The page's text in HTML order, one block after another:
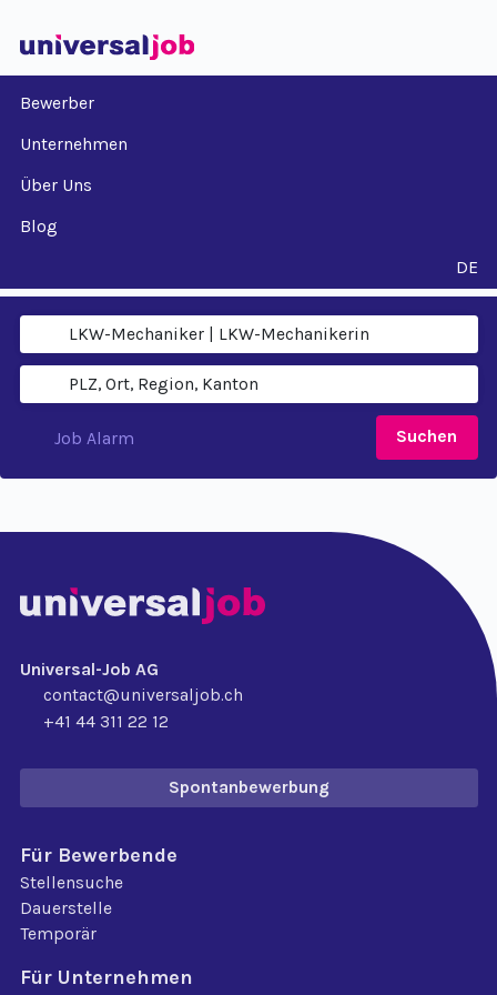
Bewerber
Unternehmen
Über Uns
Blog
DE
Suchen
Job Alarm
Universal-Job AG
contact@universaljob.ch
+41 44 311 22 12
Spontanbewerbung
Für Bewerbende
Stellensuche
Dauerstelle
Temporär
Für Unternehmen